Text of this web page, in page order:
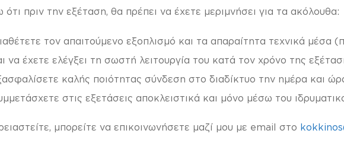
ότι πριν την εξέταση, θα πρέπει να έχετε μεριμνήσει για τα ακόλουθα:
τον απαιτούμενο εξοπλισμό και τα απαραίτητα τεχνικά
να έχετε ελέγξει τη σωστή λειτουργία του κατά τον χρόνο της
καλής ποιότητας σύνδεση στο διαδίκτυο την ημέρα και
στις εξετάσεις αποκλειστικά και μόνο μέσω του
μπορείτε να επικοινωνήσετε μαζί μου με email στο